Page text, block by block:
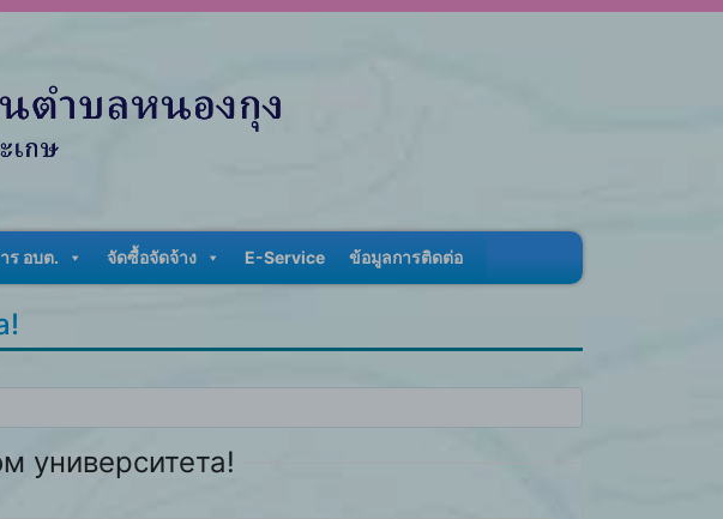
ร อบต. จัดซื้อจัดจ้าง E-Service ข้อมูลการติดต่อ
университета!